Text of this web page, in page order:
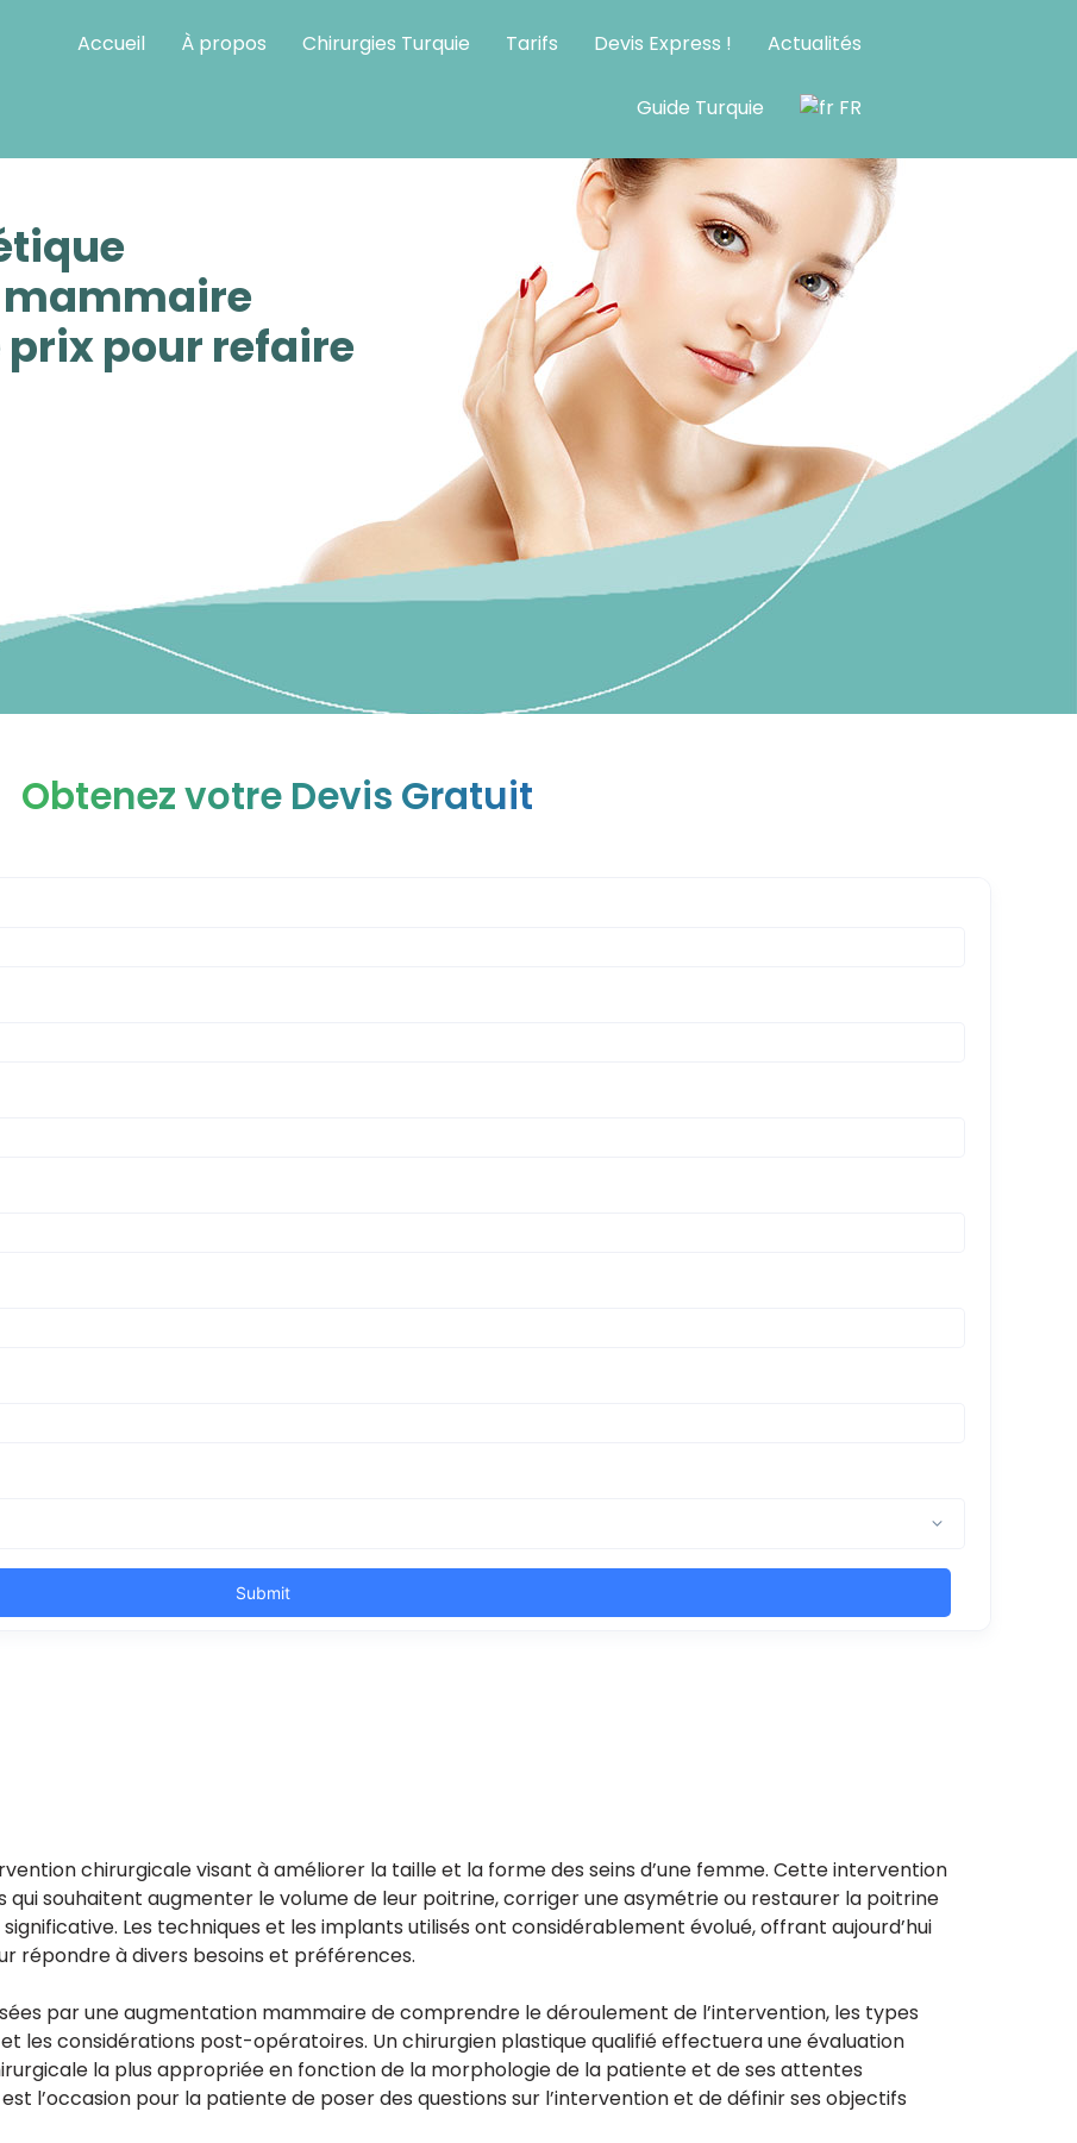
Accueil À propos Chirurgies Turquie Tarifs Devis Express ! Actualités
Guide Turquie FR
prix pour refaire
Obtenez votre Devis Gratuit
chirurgicale visant à améliorer la taille et la forme des seins d’une femme. Cette intervention
souhaitent augmenter le volume de leur poitrine, corriger une asymétrie ou restaurer la poitrine
Les techniques et les implants utilisés ont considérablement évolué, offrant aujourd’hui
répondre à divers besoins et préférences.
par une augmentation mammaire de comprendre le déroulement de l’intervention, les types
et les considérations post-opératoires. Un chirurgien plastique qualifié effectuera une évaluation
la plus appropriée en fonction de la morphologie de la patiente et de ses attentes
l’occasion pour la patiente de poser des questions sur l’intervention et de définir ses objectifs